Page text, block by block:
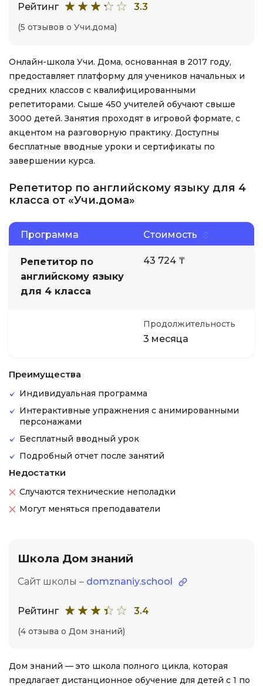
Рейтинг 3.3
(5 отзывов о Учи.дома)
Онлайн-школа Учи. Дома, основанная в 2017 году,
предоставляет платформу для учеников начальных и
средних классов с квалифицированными
репетиторами. Сыше 450 учителей обучают свыше
3000 детей. Занятия проходят в игровой формате, с
акцентом на разговорную практику. Доступны
бесплатные вводные уроки и сертификаты по
завершении курса.
Репетитор по английскому языку для 4
класса от «Учи.дома»
Программа Стоимость
Репетитор по
английскому языку
для 4 класса
43 724 ₸
Продолжительность
3 месяца
Преимущества
Индивидуальная программа
Интерактивные упражнения с анимированными
персонажами
Бесплатный вводный урок
Подробный отчет после занятий
Недостатки
Случаются технические неполадки
Могут меняться преподаватели
Школа Дом знаний
Сайт школы – domznaniy.school
Рейтинг 3.4
(4 отзыва о Дом знаний)
Дом знаний — это школа полного цикла, которая
предлагает дистанционное обучение для детей с 1 по